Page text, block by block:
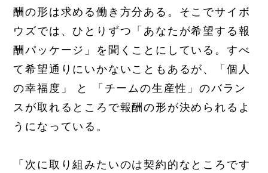
酬の形は求める働き方分ある。そこでサイボ
ウズでは、ひとりずつ「あなたが希望する報
酬パッケージ」を聞くことにしている。すべ
て希望通りにいかないこともあるが、「個人
の幸福度」 と 「チームの生産性」のバラン
スが取れるところで報酬の形が決められるよ
うになっている。
「次に取り組みたいのは契約的なところです